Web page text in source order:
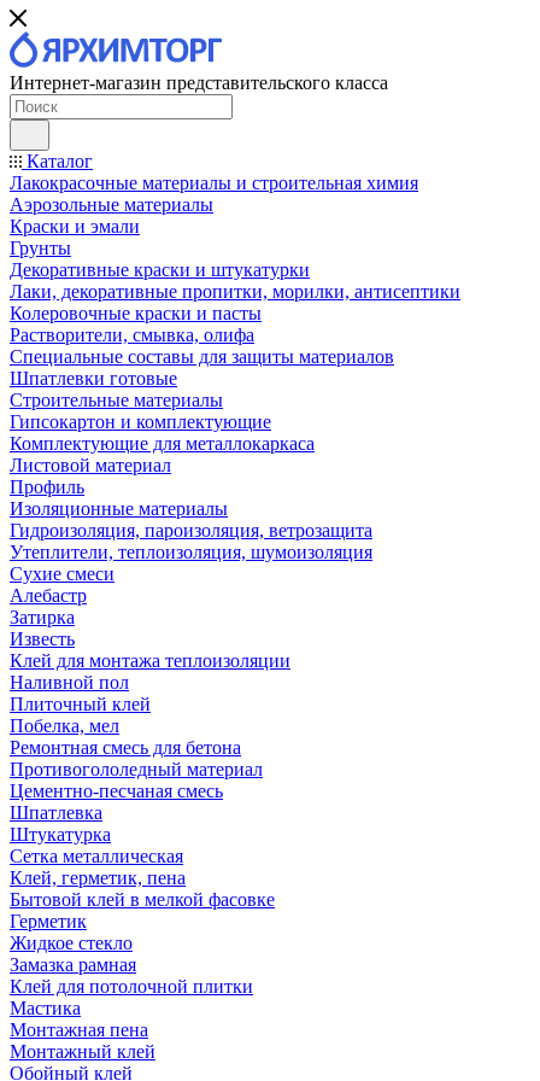
Интернет-магазин представительского класса
Каталог
Лакокрасочные материалы и строительная химия
Аэрозольные материалы
Краски и эмали
Грунты
Декоративные краски и штукатурки
Лаки, декоративные пропитки, морилки, антисептики
Колеровочные краски и пасты
Растворители, смывка, олифа
Специальные составы для защиты материалов
Шпатлевки готовые
Строительные материалы
Гипсокартон и комплектующие
Комплектующие для металлокаркаса
Листовой материал
Профиль
Изоляционные материалы
Гидроизоляция, пароизоляция, ветрозащита
Утеплители, теплоизоляция, шумоизоляция
Сухие смеси
Алебастр
Затирка
Известь
Клей для монтажа теплоизоляции
Наливной пол
Плиточный клей
Побелка, мел
Ремонтная смесь для бетона
Противогололедный материал
Цементно-песчаная смесь
Шпатлевка
Штукатурка
Сетка металлическая
Клей, герметик, пена
Бытовой клей в мелкой фасовке
Герметик
Жидкое стекло
Замазка рамная
Клей для потолочной плитки
Мастика
Монтажная пена
Монтажный клей
Обойный клей